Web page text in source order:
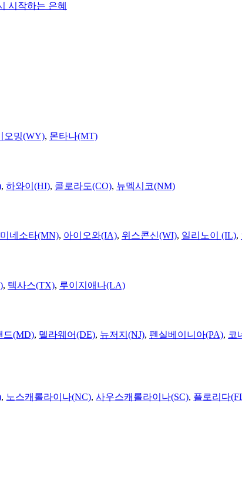
시작하는 은혜
오밍(WY), 몬타나(MT)
, 하와이(HI), 콜로라도(CO), 뉴멕시코(NM)
미네소타(MN), 아이오와(IA), 위스콘신(WI), 일리노이 (IL),
, 텍사스(TX), 루이지애나(LA)
드(MD), 델라웨어(DE), 뉴저지(NJ), 펜실베이니아(PA), 코
, 노스캐롤라이나(NC), 사우스캐롤라이나(SC), 플로리다